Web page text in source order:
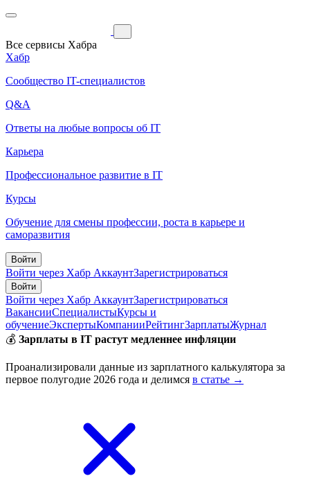
Все сервисы Хабра
Хабр
Сообщество IT-специалистов
Q&A
Ответы на любые вопросы об IT
Карьера
Профессиональное развитие в IT
Курсы
Обучение для смены профессии, роста в карьере и
саморазвития
Войти
Войти через Хабр АккаунтЗарегистрироваться
Войти
Войти через Хабр АккаунтЗарегистрироваться
ВакансииСпециалистыКурсы и
обучениеЭкспертыКомпанииРейтингЗарплатыЖурнал
💰 Зарплаты в IT растут медленнее инфляции
Проанализировали данные из зарплатного калькулятора за
первое полугодие 2026 года и делимся в статье →